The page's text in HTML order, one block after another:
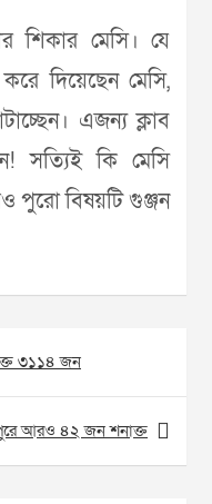
শিকার মেসি। যে
দিয়েছেন মেসি,
এজন‌্য ক্লাব
সত‌্যিই কি মেসি
পুরো বিষয়টি গুঞ্জন
৩১১৪ জন
আরও ৪২ জন শনাক্ত